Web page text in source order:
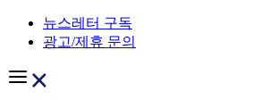
Skip
content
뉴스레터 구독
광고/제휴 문의